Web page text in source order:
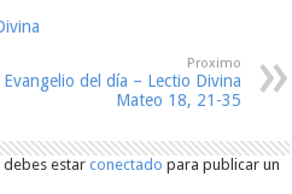
Proximo
Evangelio del día – Lectio Divina
Mateo 18, 21-35
debes estarconectado para publicar un